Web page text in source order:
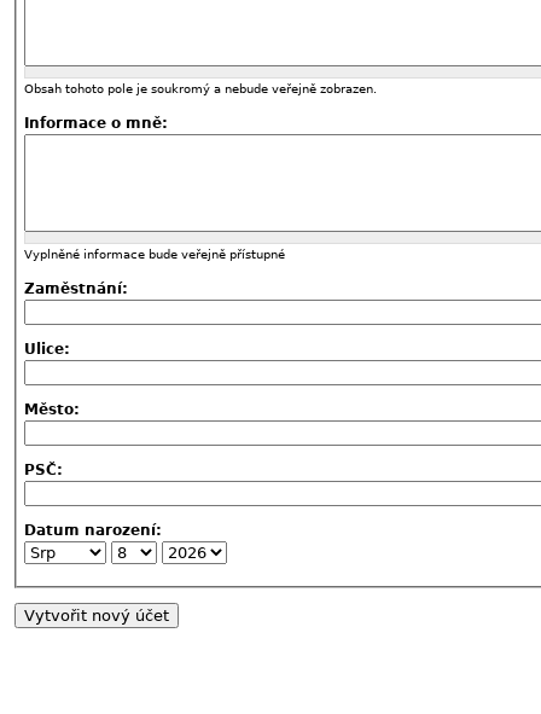
Obsah tohoto pole je soukromý a nebude veřejně zobrazen.
Informace o mně:
Vyplněné informace bude veřejně přístupné
Zaměstnání:
Ulice:
Město:
PSČ:
Datum narození: